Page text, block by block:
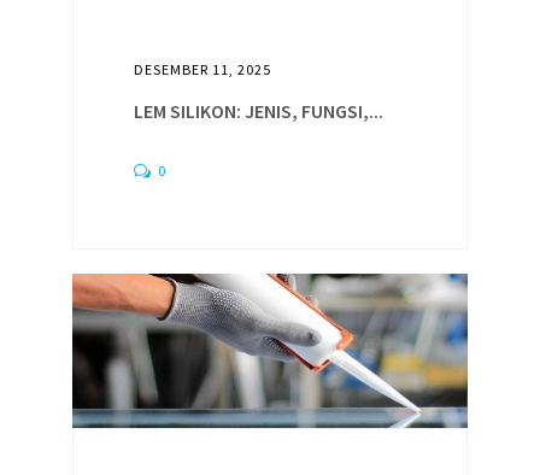
DESEMBER 11, 2025
LEM SILIKON: JENIS, FUNGSI,...
0